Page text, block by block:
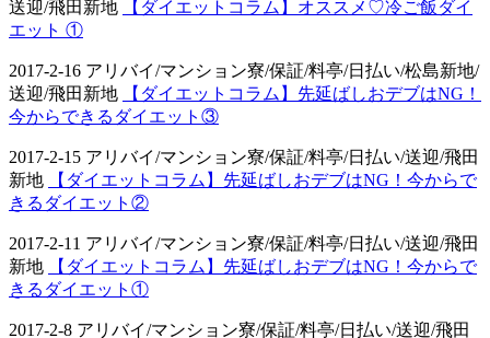
送迎/飛田新地
【ダイエットコラム】オススメ♡冷ご飯ダイ
エット ①
2017-2-16 アリバイ/マンション寮/保証/料亭/日払い/松島新地/
送迎/飛田新地
【ダイエットコラム】先延ばしおデブはNG！
今からできるダイエット③
2017-2-15 アリバイ/マンション寮/保証/料亭/日払い/送迎/飛田
新地
【ダイエットコラム】先延ばしおデブはNG！今からで
きるダイエット②
2017-2-11 アリバイ/マンション寮/保証/料亭/日払い/送迎/飛田
新地
【ダイエットコラム】先延ばしおデブはNG！今からで
きるダイエット①
2017-2-8 アリバイ/マンション寮/保証/料亭/日払い/送迎/飛田